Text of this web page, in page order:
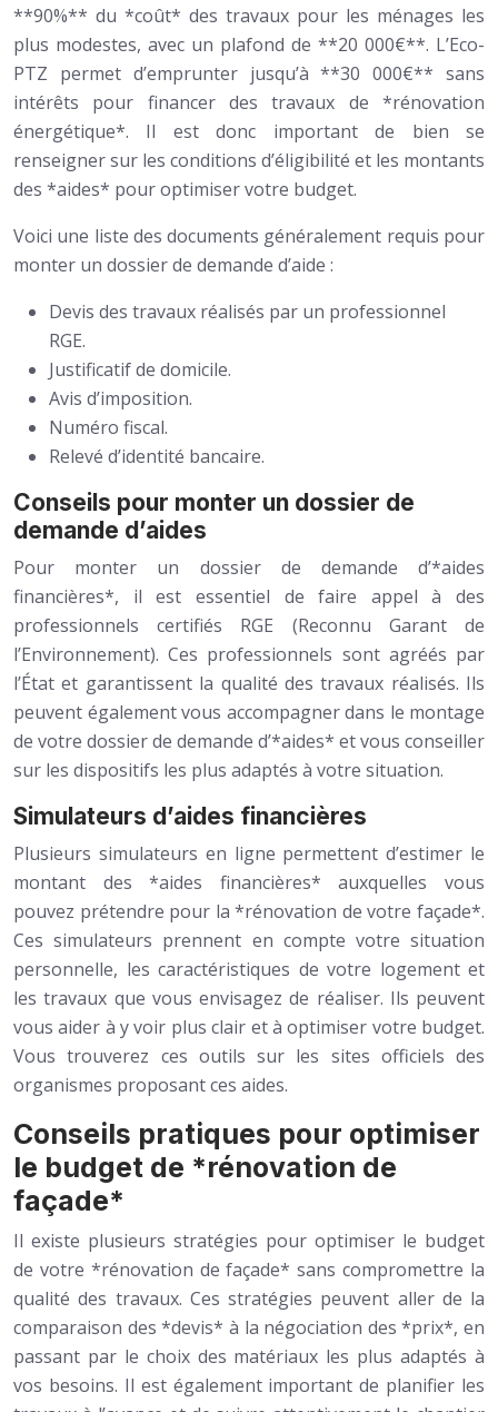
**90%** du *coût* des travaux pour les ménages les
plus modestes, avec un plafond de **20 000€**. L’Eco-
PTZ permet d’emprunter jusqu’à **30 000€** sans
intérêts pour financer des travaux de *rénovation
énergétique*. Il est donc important de bien se
renseigner sur les conditions d’éligibilité et les montants
des *aides* pour optimiser votre budget.
Voici une liste des documents généralement requis pour
monter un dossier de demande d’aide :
Devis des travaux réalisés par un professionnel
RGE.
Justificatif de domicile.
Avis d’imposition.
Numéro fiscal.
Relevé d’identité bancaire.
Conseils pour monter un dossier de
demande d’aides
Pour monter un dossier de demande d’*aides
financières*, il est essentiel de faire appel à des
professionnels certifiés RGE (Reconnu Garant de
l’Environnement). Ces professionnels sont agréés par
l’État et garantissent la qualité des travaux réalisés. Ils
peuvent également vous accompagner dans le montage
de votre dossier de demande d’*aides* et vous conseiller
sur les dispositifs les plus adaptés à votre situation.
Simulateurs d’aides financières
Plusieurs simulateurs en ligne permettent d’estimer le
montant des *aides financières* auxquelles vous
pouvez prétendre pour la *rénovation de votre façade*.
Ces simulateurs prennent en compte votre situation
personnelle, les caractéristiques de votre logement et
les travaux que vous envisagez de réaliser. Ils peuvent
vous aider à y voir plus clair et à optimiser votre budget.
Vous trouverez ces outils sur les sites officiels des
organismes proposant ces aides.
Conseils pratiques pour optimiser
le budget de *rénovation de
façade*
Il existe plusieurs stratégies pour optimiser le budget
de votre *rénovation de façade* sans compromettre la
qualité des travaux. Ces stratégies peuvent aller de la
comparaison des *devis* à la négociation des *prix*, en
passant par le choix des matériaux les plus adaptés à
vos besoins. Il est également important de planifier les